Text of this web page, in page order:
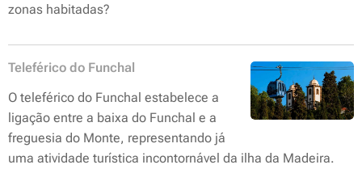
zonas habitadas?
Teleférico do Funchal
O teleférico do Funchal estabelece a
ligação entre a baixa do Funchal e a
freguesia do Monte, representando já
uma atividade turística incontornável da ilha da Madeira.